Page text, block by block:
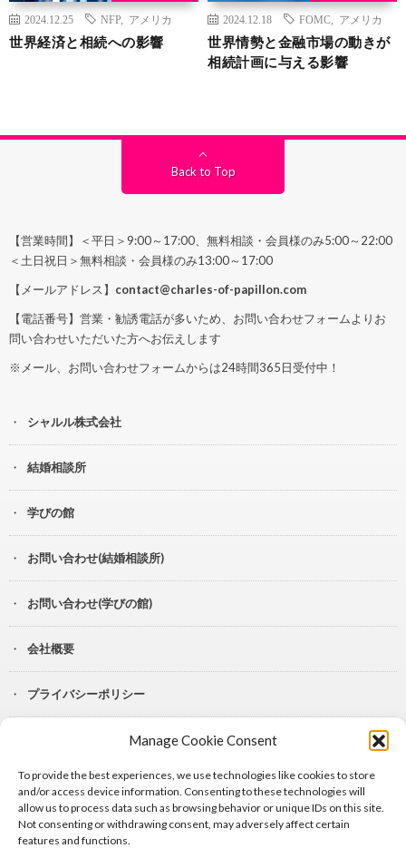
Manage Cookie Consent
To provide the best experiences, we use technologies like cookies to store
and/or access device information. Consenting to these technologies will
allow us to process data such as browsing behavior or unique IDs on this site.
Not consenting or withdrawing consent, may adversely affect certain
features and functions.
相続相談
2024.12.25 NFP アメリカ
世界経済と相続への影響
相続相談
2024.12.18 FOMC アメリカ
世界情勢と金融市場の動きが
相続計画に与える影響
Back to Top
【営業時間】＜平日＞9:00～17:00、無料相談・会員様のみ5:00～22:00
＜土日祝日＞無料相談・会員様のみ13:00～17:00
【メールアドレス】 contact@charles-of-papillon.com
【電話番号】営業・勧誘電話が多いため、お問い合わせフォームよりお
問い合わせいただいた方へお伝えします
※メール、お問い合わせフォームからは24時間365日受付中！
シャルル株式会社
結婚相談所
学びの館
お問い合わせ(結婚相談所)
お問い合わせ(学びの館)
会社概要
プライバシーポリシー
Lit.Link